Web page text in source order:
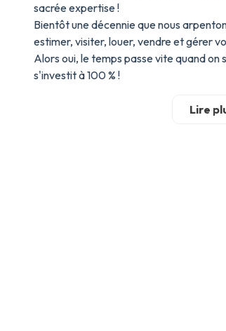
sacrée expertise !
Bientôt une décennie que nous
estimer, visiter, louer, vendre et gérer
Alors oui, le temps passe vite quand on
s'investit à 100 % !
Nous ne sommes pas une usine à gaz,
Lire